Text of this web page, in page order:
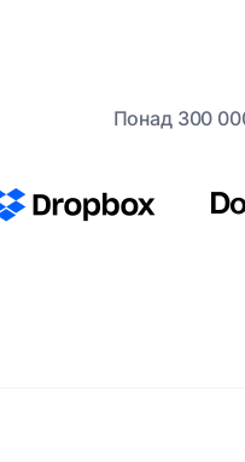
Понад 300